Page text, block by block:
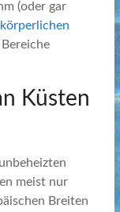
(oder gar
körperlichen
Küsten
meist nur
Breiten